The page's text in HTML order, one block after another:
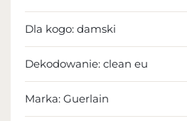
Dla kogo: damski
Dekodowanie: clean eu
Marka: Guerlain